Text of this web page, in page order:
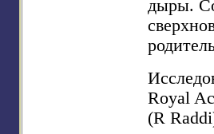
дыры.
Royal
(R